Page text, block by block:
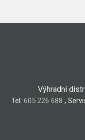
Výhradní
Tel: 605 226 688 ,